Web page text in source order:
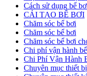
Cách sử dụng bể
CẢI TẠO BỂ BƠI
Chăm sóc bể bơi
Chăm sóc bể bơi
Chăm sóc bể bơi
Chi phí vận hành
Chi Phí Vận Hành
Chuyên mục thiết